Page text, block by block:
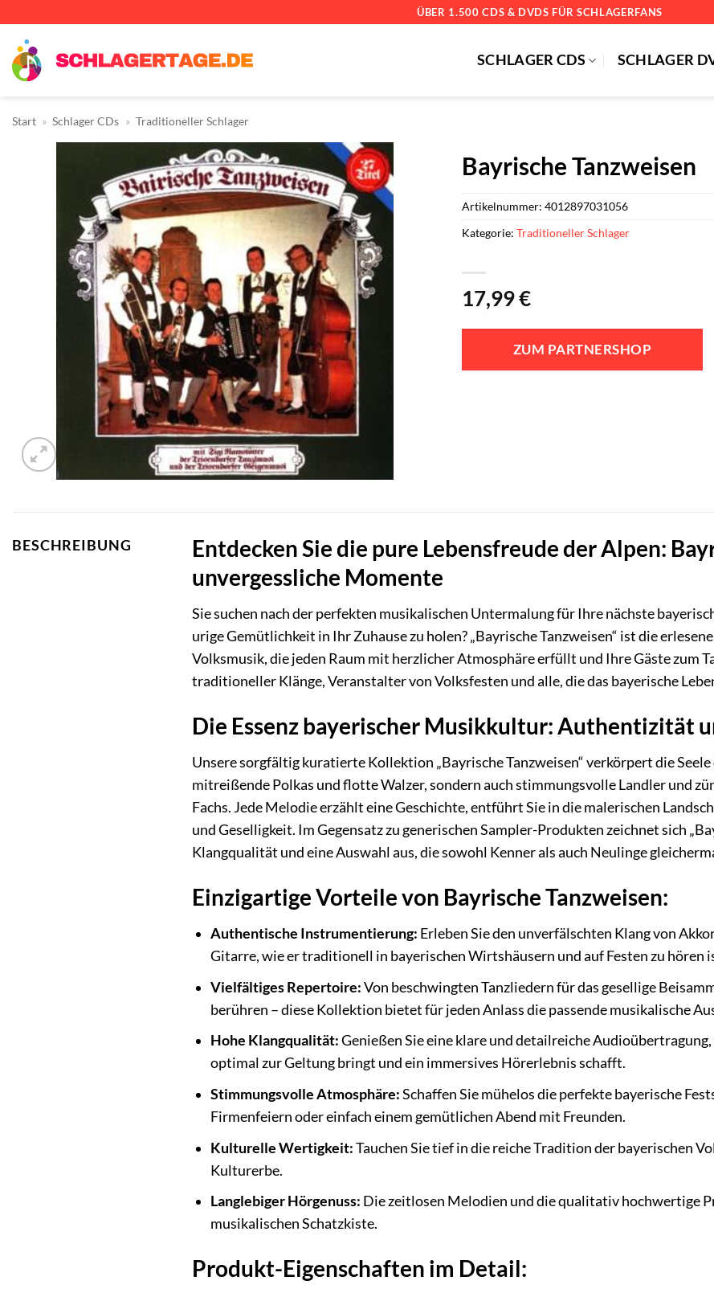
springen
ÜBER 1.500 CDS & DVDS FÜR SCHLAGERFANS
SCHLAGER CDS SCHLAGER
Start » Schlager CDs » Traditioneller Schlager
Bayrische Tanzweisen
17,99€
ZUM PARTNERSHOP
Artikelnummer: 4012897031056
Kategorie: Traditioneller Schlager
BESCHREIBUNG
Entdecken Sie die pure Lebensfreude der Alpen:
unvergessliche Momente
Sie suchen nach der perfekten musikalischen Untermalung für Ihre nächste
urige Gemütlichkeit in Ihr Zuhause zu holen? „Bayrische Tanzweisen“ ist die
Volksmusik, die jeden Raum mit herzlicher Atmosphäre erfüllt und Ihre Gäste zum
traditioneller Klänge, Veranstalter von Volksfesten und alle, die das bayerische
Die Essenz bayerischer Musikkultur: Authentizität
Unsere sorgfältig kuratierte Kollektion „Bayrische Tanzweisen“ verkörpert die
mitreißende Polkas und flotte Walzer, sondern auch stimmungsvolle Landler und
Fachs. Jede Melodie erzählt eine Geschichte, entführt Sie in die malerischen
und Geselligkeit. Im Gegensatz zu generischen Sampler-Produkten zeichnet sich
Klangqualität und eine Auswahl aus, die sowohl Kenner als auch Neulinge
Einzigartige Vorteile von Bayrische Tanzweisen:
Authentische Instrumentierung: Erleben Sie den unverfälschten Klang von
Gitarre, wie er traditionell in bayerischen Wirtshäusern und auf Festen zu hören
Vielfältiges Repertoire:Von beschwingten Tanzliedern für das gesellige
berühren – diese Kollektion bietet für jeden Anlass die passende musikalische
Hohe Klangqualität:Genießen Sie eine klare und detailreiche
optimal zur Geltung bringt und ein immersives Hörerlebnis schafft.
Stimmungsvolle Atmosphäre:Schaffen Sie mühelos die perfekte bayerische
Firmenfeiern oder einfach einem gemütlichen Abend mit Freunden.
Kulturelle Wertigkeit:Tauchen Sie tief in die reiche Tradition der bayerischen
Kulturerbe.
Langlebiger Hörgenuss: Die zeitlosen Melodien und die qualitativ hochwertige
musikalischen Schatzkiste.
Produkt-Eigenschaften im Detail: